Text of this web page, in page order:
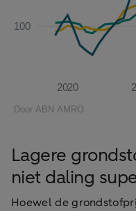
Lagere
niet daling
Hoewel de